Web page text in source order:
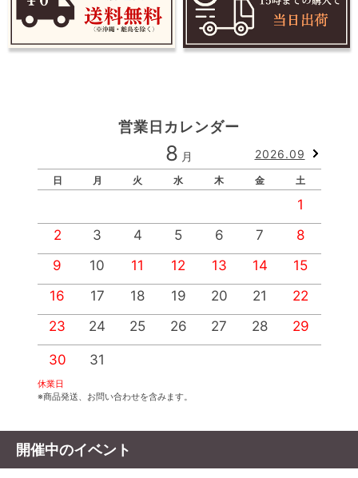
営業日カレンダー
8 月 2026.09
日 月 火 水 木 金 土
1
2
3 4 5 6 7
8
9
10 11 12 13 14
15
16
17 18 19 20 21
22
23
24 25 26 27 28 29
30 31
休業日
※商品発送、お問い合わせを含みます。
開催中のイベント